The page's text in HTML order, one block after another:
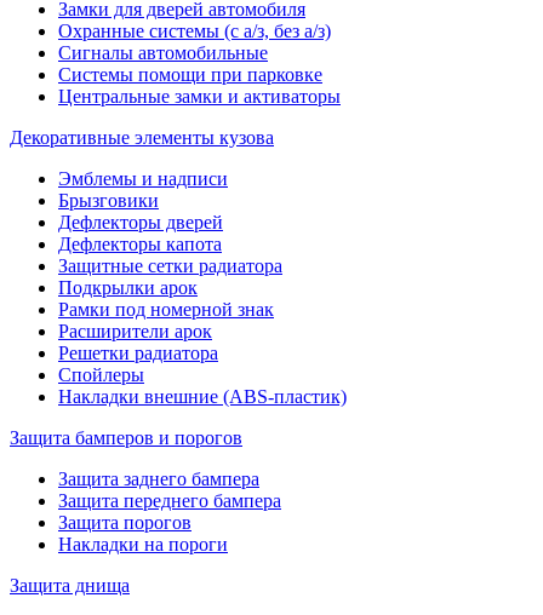
Замки для дверей автомобиля
Охранные системы (с а/з, без а/з)
Сигналы автомобильные
Системы помощи при парковке
Центральные замки и активаторы
Декоративные элементы кузова
Эмблемы и надписи
Брызговики
Дефлекторы дверей
Дефлекторы капота
Защитные сетки радиатора
Подкрылки арок
Рамки под номерной знак
Расширители арок
Решетки радиатора
Спойлеры
Накладки внешние (ABS-пластик)
Защита бамперов и порогов
Защита заднего бампера
Защита переднего бампера
Защита порогов
Накладки на пороги
Защита днища